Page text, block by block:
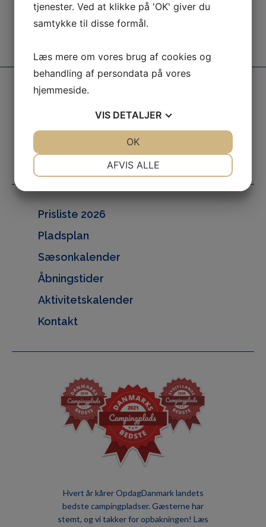
Beliggende
info@gammelbro.dk
(+45) 74 58 41 70
Gammelbrovej 62,
DK-6100 Haderslev
Prisliste 2026
Pladsplan
Sæsonkalender
Åbningstider
Aktivitetskalender
Kontakt
Hvert år kårer OpdagDanmark landets
bedste campingpladser. Gæsterne har
stemt, og vi takker for opbakningen! Læs
tjenester. Ved at klikke på 'OK' giver du
samtykke til disse formål.
Læs mere om vores brug af cookies og
behandling af persondata på vores
hjemmeside.
VIS DETALJER
AFVIS ALLE
OK